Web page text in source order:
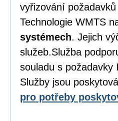
vyřizování
Technologie WMTS
systémech. Jejich
služeb.Služba
souladu s požadavky
Služby jsou
pro potřeby